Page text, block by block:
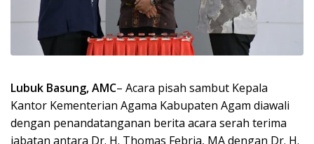
Lubuk Basung, AMC– Acara pisah sambut Kepala
Kantor Kementerian Agama Kabupaten Agam diawali
dengan penandatanganan berita acara serah terima
jabatan antara Dr. H. Thomas Febria, MA dengan Dr. H.